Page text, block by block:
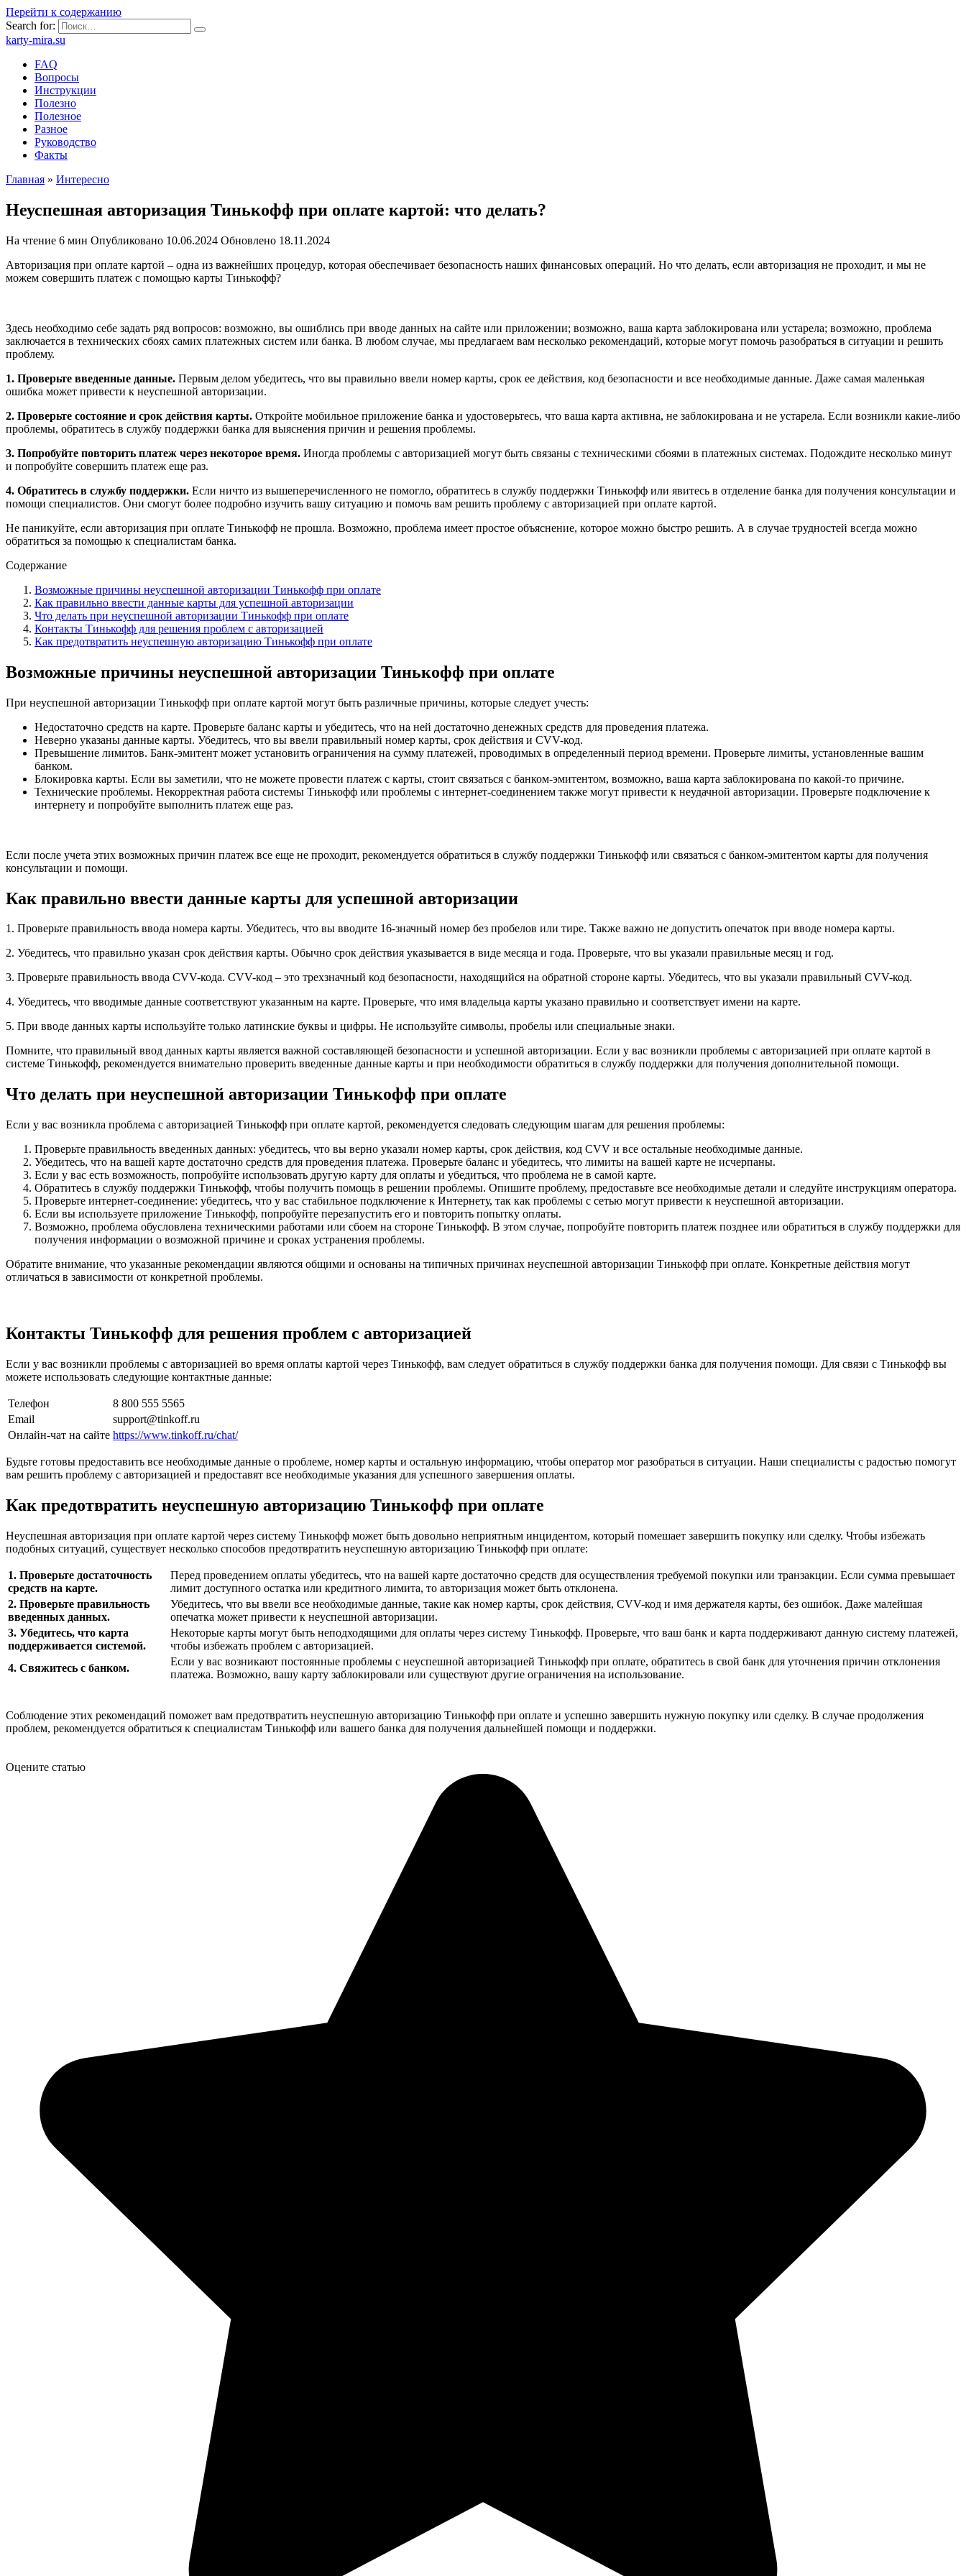
Перейти к содержанию
Search for:
karty-mira.su
FAQ
Вопросы
Инструкции
Полезно
Полезное
Разное
Руководство
Факты
Главная » Интересно
Неуспешная авторизация Тинькофф при оплате картой: что делать?
На чтение 6 мин Опубликовано 10.06.2024 Обновлено 18.11.2024
Авторизация при оплате картой – одна из важнейших процедур, которая обеспечивает безопасность наших финансовых операций. Но что делать, если авторизация не проходит, и мы не
можем совершить платеж с помощью карты Тинькофф?
Здесь необходимо себе задать ряд вопросов: возможно, вы ошиблись при вводе данных на сайте или приложении; возможно, ваша карта заблокирована или устарела; возможно, проблема
заключается в технических сбоях самих платежных систем или банка. В любом случае, мы предлагаем вам несколько рекомендаций, которые могут помочь разобраться в ситуации и решить
проблему.
1. Проверьте введенные данные. Первым делом убедитесь, что вы правильно ввели номер карты, срок ее действия, код безопасности и все необходимые данные. Даже самая маленькая
ошибка может привести к неуспешной авторизации.
2. Проверьте состояние и срок действия карты. Откройте мобильное приложение банка и удостоверьтесь, что ваша карта активна, не заблокирована и не устарела. Если возникли какие-либо
проблемы, обратитесь в службу поддержки банка для выяснения причин и решения проблемы.
3. Попробуйте повторить платеж через некоторое время. Иногда проблемы с авторизацией могут быть связаны с техническими сбоями в платежных системах. Подождите несколько минут
и попробуйте совершить платеж еще раз.
4. Обратитесь в службу поддержки. Если ничто из вышеперечисленного не помогло, обратитесь в службу поддержки Тинькофф или явитесь в отделение банка для получения консультации и
помощи специалистов. Они смогут более подробно изучить вашу ситуацию и помочь вам решить проблему с авторизацией при оплате картой.
Не паникуйте, если авторизация при оплате Тинькофф не прошла. Возможно, проблема имеет простое объяснение, которое можно быстро решить. А в случае трудностей всегда можно
обратиться за помощью к специалистам банка.
Содержание
Возможные причины неуспешной авторизации Тинькофф при оплате
Как правильно ввести данные карты для успешной авторизации
Что делать при неуспешной авторизации Тинькофф при оплате
Контакты Тинькофф для решения проблем с авторизацией
Как предотвратить неуспешную авторизацию Тинькофф при оплате
Возможные причины неуспешной авторизации Тинькофф при оплате
При неуспешной авторизации Тинькофф при оплате картой могут быть различные причины, которые следует учесть:
Недостаточно средств на карте. Проверьте баланс карты и убедитесь, что на ней достаточно денежных средств для проведения платежа.
Неверно указаны данные карты. Убедитесь, что вы ввели правильный номер карты, срок действия и CVV-код.
Превышение лимитов. Банк-эмитент может установить ограничения на сумму платежей, проводимых в определенный период времени. Проверьте лимиты, установленные вашим
банком.
Блокировка карты. Если вы заметили, что не можете провести платеж с карты, стоит связаться с банком-эмитентом, возможно, ваша карта заблокирована по какой-то причине.
Технические проблемы. Некорректная работа системы Тинькофф или проблемы с интернет-соединением также могут привести к неудачной авторизации. Проверьте подключение к
интернету и попробуйте выполнить платеж еще раз.
Если после учета этих возможных причин платеж все еще не проходит, рекомендуется обратиться в службу поддержки Тинькофф или связаться с банком-эмитентом карты для получения
консультации и помощи.
Как правильно ввести данные карты для успешной авторизации
1. Проверьте правильность ввода номера карты. Убедитесь, что вы вводите 16-значный номер без пробелов или тире. Также важно не допустить опечаток при вводе номера карты.
2. Убедитесь, что правильно указан срок действия карты. Обычно срок действия указывается в виде месяца и года. Проверьте, что вы указали правильные месяц и год.
3. Проверьте правильность ввода CVV-кода. CVV-код – это трехзначный код безопасности, находящийся на обратной стороне карты. Убедитесь, что вы указали правильный CVV-код.
4. Убедитесь, что вводимые данные соответствуют указанным на карте. Проверьте, что имя владельца карты указано правильно и соответствует имени на карте.
5. При вводе данных карты используйте только латинские буквы и цифры. Не используйте символы, пробелы или специальные знаки.
Помните, что правильный ввод данных карты является важной составляющей безопасности и успешной авторизации. Если у вас возникли проблемы с авторизацией при оплате картой в
системе Тинькофф, рекомендуется внимательно проверить введенные данные карты и при необходимости обратиться в службу поддержки для получения дополнительной помощи.
Что делать при неуспешной авторизации Тинькофф при оплате
Если у вас возникла проблема с авторизацией Тинькофф при оплате картой, рекомендуется следовать следующим шагам для решения проблемы:
Проверьте правильность введенных данных: убедитесь, что вы верно указали номер карты, срок действия, код CVV и все остальные необходимые данные.
Убедитесь, что на вашей карте достаточно средств для проведения платежа. Проверьте баланс и убедитесь, что лимиты на вашей карте не исчерпаны.
Если у вас есть возможность, попробуйте использовать другую карту для оплаты и убедиться, что проблема не в самой карте.
Обратитесь в службу поддержки Тинькофф, чтобы получить помощь в решении проблемы. Опишите проблему, предоставьте все необходимые детали и следуйте инструкциям оператора.
Проверьте интернет-соединение: убедитесь, что у вас стабильное подключение к Интернету, так как проблемы с сетью могут привести к неуспешной авторизации.
Если вы используете приложение Тинькофф, попробуйте перезапустить его и повторить попытку оплаты.
Возможно, проблема обусловлена техническими работами или сбоем на стороне Тинькофф. В этом случае, попробуйте повторить платеж позднее или обратиться в службу поддержки для
получения информации о возможной причине и сроках устранения проблемы.
Обратите внимание, что указанные рекомендации являются общими и основаны на типичных причинах неуспешной авторизации Тинькофф при оплате. Конкретные действия могут
отличаться в зависимости от конкретной проблемы.
Контакты Тинькофф для решения проблем с авторизацией
Если у вас возникли проблемы с авторизацией во время оплаты картой через Тинькофф, вам следует обратиться в службу поддержки банка для получения помощи. Для связи с Тинькофф вы
можете использовать следующие контактные данные:
Телефон
8 800 555 5565
Email
support@tinkoff.ru
Онлайн-чат на сайте https://www.tinkoff.ru/chat/
Будьте готовы предоставить все необходимые данные о проблеме, номер карты и остальную информацию, чтобы оператор мог разобраться в ситуации. Наши специалисты с радостью помогут
вам решить проблему с авторизацией и предоставят все необходимые указания для успешного завершения оплаты.
Как предотвратить неуспешную авторизацию Тинькофф при оплате
Неуспешная авторизация при оплате картой через систему Тинькофф может быть довольно неприятным инцидентом, который помешает завершить покупку или сделку. Чтобы избежать
подобных ситуаций, существует несколько способов предотвратить неуспешную авторизацию Тинькофф при оплате:
1. Проверьте достаточность
средств на карте.
Перед проведением оплаты убедитесь, что на вашей карте достаточно средств для осуществления требуемой покупки или транзакции. Если сумма превышает
лимит доступного остатка или кредитного лимита, то авторизация может быть отклонена.
2. Проверьте правильность
введенных данных.
Убедитесь, что вы ввели все необходимые данные, такие как номер карты, срок действия, CVV-код и имя держателя карты, без ошибок. Даже малейшая
опечатка может привести к неуспешной авторизации.
3. Убедитесь, что карта
поддерживается системой.
Некоторые карты могут быть неподходящими для оплаты через систему Тинькофф. Проверьте, что ваш банк и карта поддерживают данную систему платежей,
чтобы избежать проблем с авторизацией.
4. Свяжитесь с банком.
Если у вас возникают постоянные проблемы с неуспешной авторизацией Тинькофф при оплате, обратитесь в свой банк для уточнения причин отклонения
платежа. Возможно, вашу карту заблокировали или существуют другие ограничения на использование.
Соблюдение этих рекомендаций поможет вам предотвратить неуспешную авторизацию Тинькофф при оплате и успешно завершить нужную покупку или сделку. В случае продолжения
проблем, рекомендуется обратиться к специалистам Тинькофф или вашего банка для получения дальнейшей помощи и поддержки.
Оцените статью